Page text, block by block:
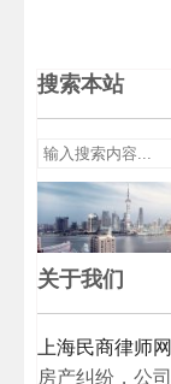
搜索本站
关于我们
上海民商律师网
房产纠纷，公